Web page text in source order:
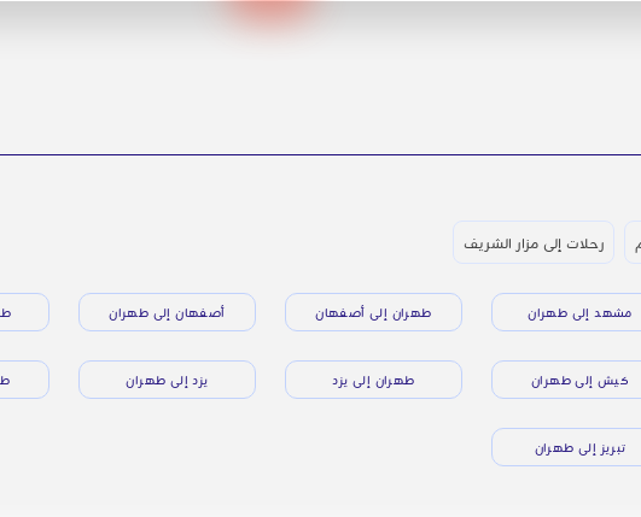
رحلات إلى مزار الشريف
مشهد إلى طهران طهران إلى أصفهان أصفهان إلى طهران
كيش إلى طهران طهران إلى يزد يزد إلى طهران
تبريز إلى طهران